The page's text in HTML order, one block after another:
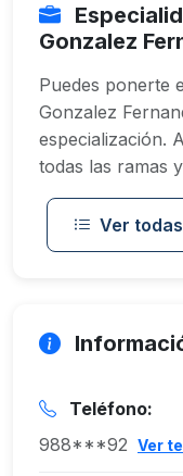
Gonzalez
Puedes ponerte
Gonzalez
especialización.
todas las ramas
Ver
Teléfono:
988***92 Ver